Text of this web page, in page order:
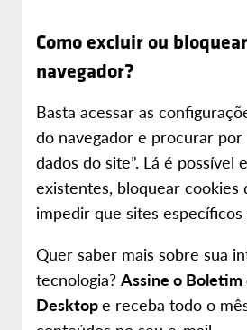
Como excluir ou
navegador?
Basta acessar as
do navegador e procurar por
dados do site”. Lá é possível
existentes, bloquear cookies
impedir que sites
Quer saber mais sobre sua
tecnologia? Assine o Boletim
Desktope receba todo o